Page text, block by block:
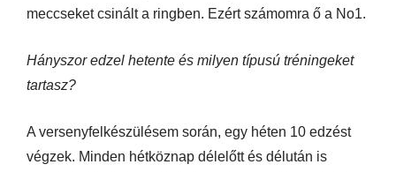
meccseket csinált a ringben. Ezért számomra ő a No1.
Hányszor edzel hetente és milyen típusú tréningeket
tartasz?
A versenyfelkészülésem során, egy héten 10 edzést
végzek. Minden hétköznap délelőtt és délután is